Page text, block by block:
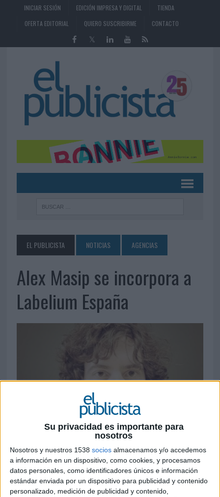
Su privacidad es importante para
nosotros
Nosotros y nuestros 1538 socios almacenamos y/o accedemos
a información en un dispositivo, como cookies, y procesamos
datos personales, como identificadores únicos e información
estándar enviada por un dispositivo para publicidad y contenido
personalizado, medición de publicidad y contenido,
INICIAR SESIÓN EDICIÓN IMPRESA Y DIGITAL
TIENDA
OFERTA EDITORIAL
QUIERO SUSCRIBIRME CONTACTO
EL PUBLICISTA NOTICIAS AGENCIAS
Alex Masip se incorpora a
Labelium España
Como head of data, puesto desde el que se
encargará de gestionar la unidad de data y
martech de la compañía